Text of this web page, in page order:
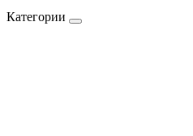
Категории